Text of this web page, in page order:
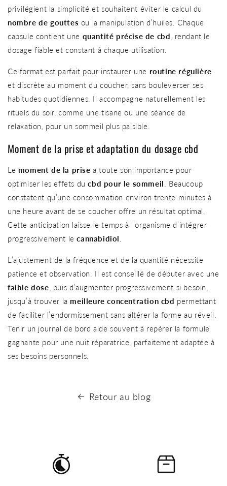
privilégient la simplicité et souhaitent éviter le calcul du
nombre de gouttes ou la manipulation d’huiles. Chaque
capsule contient une quantité précise de cbd , rendant le
dosage fiable et constant à chaque utilisation.
Ce format est parfait pour instaurer une routine régulière
et discrète au moment du coucher, sans bouleverser ses
habitudes quotidiennes. Il accompagne naturellement les
rituels du soir, comme une tisane ou une séance de
relaxation, pour un sommeil plus paisible.
Moment de la prise et adaptation du dosage cbd
Le moment de la prise a toute son importance pour
optimiser les effets ducbd pour le sommeil
. Beaucoup
constatent qu’une consommation environ trente minutes à
une heure avant de se coucher offre un résultat optimal.
Cette anticipation laisse le temps à l’organisme d’intégrer
progressivement lecannabidiol
L’ajustement de la fréquence et de la quantité nécessite
patience et observation. Il est conseillé de débuter avec une
faible dose , puis d’augmenter progressivement si besoin,
jusqu’à trouver la meilleure concentration cbd permettant
de faciliter l’endormissement sans altérer la forme au réveil.
Tenir un journal de bord aide souvent à repérer la formule
gagnante pour une nuit réparatrice, parfaitement adaptée à
ses besoins personnels.
Retour au blog